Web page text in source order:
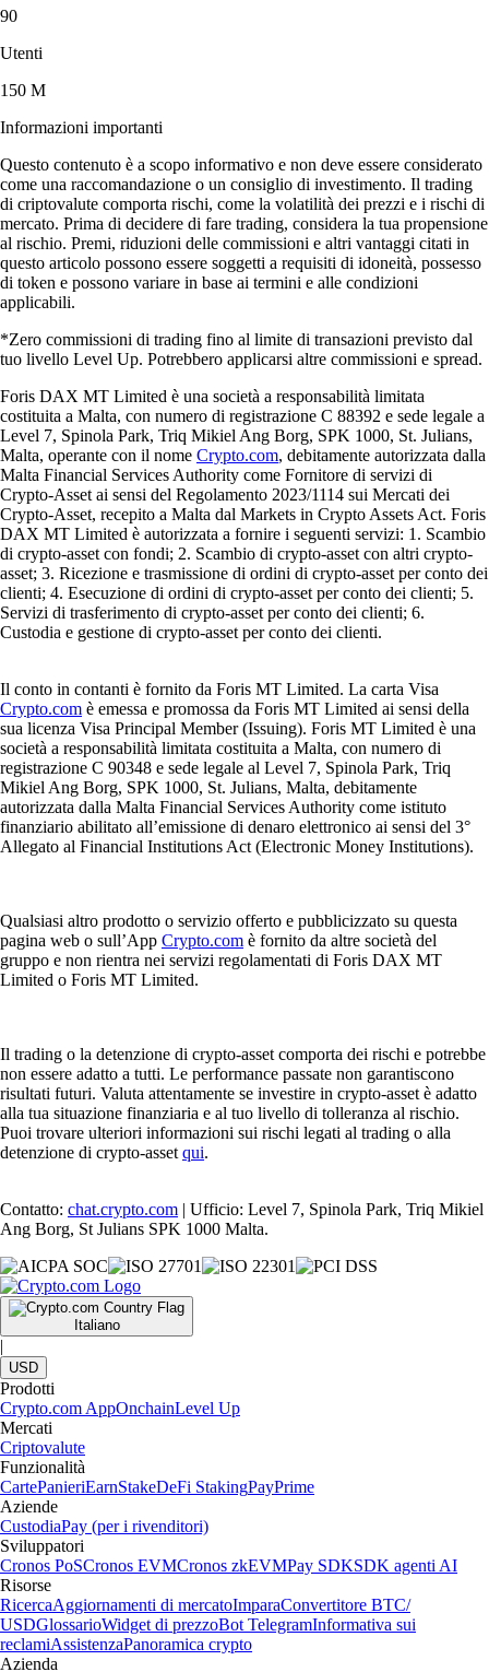
90
Utenti
150 M
Informazioni importanti
Questo contenuto è a scopo informativo e non deve essere considerato
come una raccomandazione o un consiglio di investimento. Il trading
di criptovalute comporta rischi, come la volatilità dei prezzi e i rischi di
mercato. Prima di decidere di fare trading, considera la tua propensione
al rischio. Premi, riduzioni delle commissioni e altri vantaggi citati in
questo articolo possono essere soggetti a requisiti di idoneità, possesso
di token e possono variare in base ai termini e alle condizioni
applicabili.
*Zero commissioni di trading fino al limite di transazioni previsto dal
tuo livello Level Up. Potrebbero applicarsi altre commissioni e spread.
Foris DAX MT Limited è una società a responsabilità limitata
costituita a Malta, con numero di registrazione C 88392 e sede legale a
Level 7, Spinola Park, Triq Mikiel Ang Borg, SPK 1000, St. Julians,
Malta, operante con il nome Crypto.com, debitamente autorizzata dalla
Malta Financial Services Authority come Fornitore di servizi di
Crypto-Asset ai sensi del Regolamento 2023/1114 sui Mercati dei
Crypto-Asset, recepito a Malta dal Markets in Crypto Assets Act. Foris
DAX MT Limited è autorizzata a fornire i seguenti servizi: 1. Scambio
di crypto-asset con fondi; 2. Scambio di crypto-asset con altri crypto-
asset; 3. Ricezione e trasmissione di ordini di crypto-asset per conto dei
clienti; 4. Esecuzione di ordini di crypto-asset per conto dei clienti; 5.
Servizi di trasferimento di crypto-asset per conto dei clienti; 6.
Custodia e gestione di crypto-asset per conto dei clienti.
Il conto in contanti è fornito da Foris MT Limited. La carta Visa
Crypto.com è emessa e promossa da Foris MT Limited ai sensi della
sua licenza Visa Principal Member (Issuing). Foris MT Limited è una
società a responsabilità limitata costituita a Malta, con numero di
registrazione C 90348 e sede legale al Level 7, Spinola Park, Triq
Mikiel Ang Borg, SPK 1000, St. Julians, Malta, debitamente
autorizzata dalla Malta Financial Services Authority come istituto
finanziario abilitato all’emissione di denaro elettronico ai sensi del 3°
Allegato al Financial Institutions Act (Electronic Money Institutions).
Qualsiasi altro prodotto o servizio offerto e pubblicizzato su questa
pagina web o sull’App Crypto.com è fornito da altre società del
gruppo e non rientra nei servizi regolamentati di Foris DAX MT
Limited o Foris MT Limited.
Il trading o la detenzione di crypto-asset comporta dei rischi e potrebbe
non essere adatto a tutti. Le performance passate non garantiscono
risultati futuri. Valuta attentamente se investire in crypto-asset è adatto
alla tua situazione finanziaria e al tuo livello di tolleranza al rischio.
Puoi trovare ulteriori informazioni sui rischi legati al trading o alla
detenzione di crypto-asset qui.
Contatto: chat.crypto.com | Ufficio: Level 7, Spinola Park, Triq Mikiel
Ang Borg, St Julians SPK 1000 Malta.
Italiano
|
USD
Prodotti
Crypto.com AppOnchainLevel Up
Mercati
Criptovalute
Funzionalità
CartePanieriEarnStakeDeFi StakingPayPrime
Aziende
CustodiaPay (per i rivenditori)
Sviluppatori
Cronos PoSCronos EVMCronos zkEVMPay SDKSDK agenti AI
Risorse
RicercaAggiornamenti di mercatoImparaConvertitore BTC/
USDGlossarioWidget di prezzoBot TelegramInformativa sui
reclamiAssistenzaPanoramica crypto
Azienda